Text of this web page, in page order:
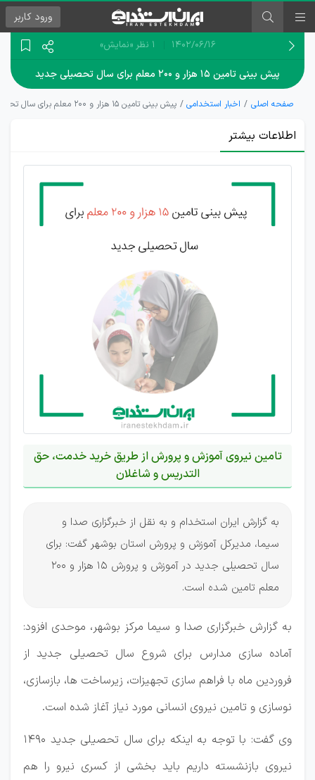
ورود کاربر
۱۴۰۲/۰۶/۱۶ 1 نظر «نمایش»
پیش بینی تامین ۱۵ هزار و ۲۰۰ معلم برای سال تحصیلی جدید
صفحه اصلی اخبار استخدامی پیش بینی تامین ۱۵ هزار و ۲۰۰ معلم برای سال تحصیلی جدید
اطلاعات بیشتر
تامین نیروی آموزش و پرورش از طریق خرید خدمت، حق
التدریس و شاغلان
به گزارش ایران استخدام و به نقل از خبرگزاری صدا و
سیما، مدیرکل آموزش و پرورش استان بوشهر گفت: برای
سال تحصیلی جدید در آموزش و پرورش 15 هزار و 200
معلم تامین شده است.
به گزارش خبرگزاری صدا و سیما مرکز بوشهر، موحدی افزود:
آماده سازی مدارس برای شروع سال تحصیلی جدید از
فروردین ماه با فراهم سازی تجهیزات، زیرساخت ها، بازسازی،
نوسازی و تامین نیروی انسانی مورد نیاز آغاز شده است.
وی گفت: با توجه به اینکه برای سال تحصیلی جدید ۱۴۹۰
نیروی بازنشسته داریم باید بخشی از کسری نیرو را هم